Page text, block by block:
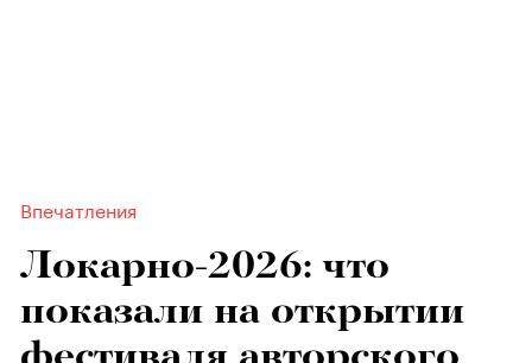
Впечатления
Локарно-2026: что
показали на открытии